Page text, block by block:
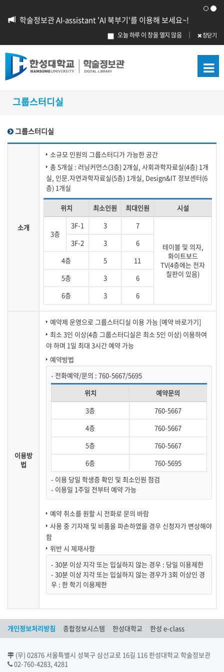
학술정보관 AI-assistant 'AI 북부기'를 이용해 보세요~!
오늘 하루 이 창을 열지 않음 ｜ 창닫기
그룹스터디실
그룹스터디실
소개
소규모 인원의 그룹스터디가 가능한 공간
총 5개실 : 러닝커먼스(3층) 2개실, 사회과학자료실(4층) 1개
실, 인문.자연과학자료실(5층) 1개실, Design&IT 정보센터(6
층) 1개실
위치 최소인원 최대인원 시설
3층
3F-1 3 7
테이블 및 의자,
화이트보드
TV(4층에는 전자
칠판이 있음)
3F-2 3
6
4층
5
11
5층
3
6
6층
3 6
이용방
법
예약제 운영으로 그룹스터디실 이용 가능 [예약 바로가기]
최소 3인 이상(4층 그룹스터디실은 최소 5인 이상) 이용하여
야 하며 1일 최대 3시간 예약 가능
예약방법
- 전화예약/문의 : 760-5667/5695
위치
예약문의
3층
760-5667
4층
760-5667
5층
760-5667
6층
760-5695
- 이용 당일 학생증 확인 및 최소인원 점검
- 이용일 1주일 전부터 예약 가능
예약 취소를 원할 시 전화로 문의 바람
사용 중 기자재 및 비품을 파손하였을 경우 신청자가 변상해야
함
위반 시 제재사항
- 30분 이상 지각 또는 입실하지 않는 경우 : 당일 이용제한
- 30분 이상 지각 또는 입실하지 않는 경우가 3회 이상인 경
우 : 한 학기 이용제한
개인정보처리방침 종합정보시스템 한성대학교 한성 e-class
(우) 02876 서울특별시 성북구 삼선교로 16길 116 한성대학교 학술정보관
02-760-4283, 4281